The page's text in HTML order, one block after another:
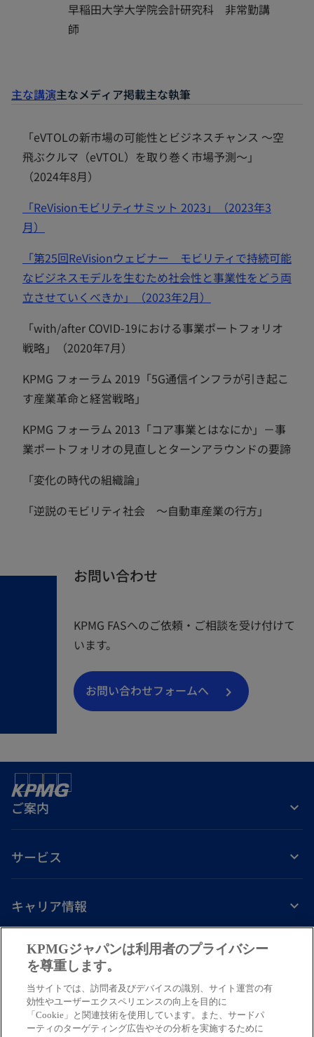
早稲田大学大学院会計研究科 非常勤講
師
主な講演主なメディア掲載主な執筆
「eVTOLの新市場の可能性とビジネスチャンス 〜空
飛ぶクルマ（eVTOL）を取り巻く市場予測〜」
（2024年8月）
「ReVisionモビリティサミット 2023」（2023年3
月）
い
タ
ブ
で
開
「第25回ReVisionウェビナー モビリティで持続可能
なビジネスモデルを生むため社会性と事業性をどう両
立させていくべきか」（2023年2月）
い
ブ
く
「with/after COVID-19における事業ポートフォリオ
戦略」（2020年7月）
KPMG フォーラム 2019「5G通信インフラが引き起こ
す産業革命と経営戦略」
KPMG フォーラム 2013「コア事業とはなにか」－事
業ポートフォリオの見直しとターンアラウンドの要諦
「変化の時代の組織論」
「逆説のモビリティ社会 ～自動車産業の行方」
お問い合わせ
KPMG FASへのご依頼・ご相談を受け付けて
います。
お問い合わせフォームへ
ご案内
サービス
キャリア情報
し
い
タ
ブ
し
タ
ブ
し
タ
ブ
し
タ
ブ
し
タ
ブ
免責事項プライバシーポリシー
© 2026 KPMG AZSA LLC, a limited liability audit corporation
incorporated under the Japanese Certified Public Accountants Law and
a member firm of the KPMG global organization of independent member
KPMGジャパンは利用者のプライバシー
を尊重します。
当サイトでは、訪問者及びデバイスの識別、サイト運営の有
効性やユーザーエクスペリエンスの向上を目的に
「Cookie」と関連技術を使用しています。また、サードパ
ーティのターゲティング広告やその分析を実施するために